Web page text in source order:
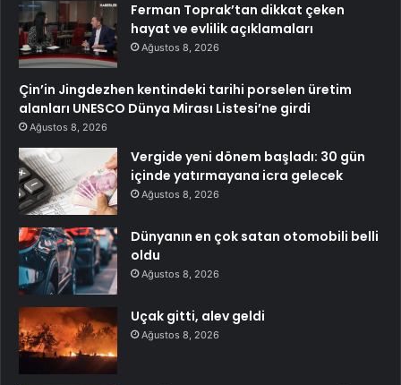
Ferman Toprak’tan dikkat çeken
hayat ve evlilik açıklamaları
Ağustos 8, 2026
Çin’in Jingdezhen kentindeki tarihi porselen üretim
alanları UNESCO Dünya Mirası Listesi’ne girdi
Ağustos 8, 2026
Vergide yeni dönem başladı: 30 gün
içinde yatırmayana icra gelecek
Ağustos 8, 2026
Dünyanın en çok satan otomobili belli
oldu
Ağustos 8, 2026
Uçak gitti, alev geldi
Ağustos 8, 2026